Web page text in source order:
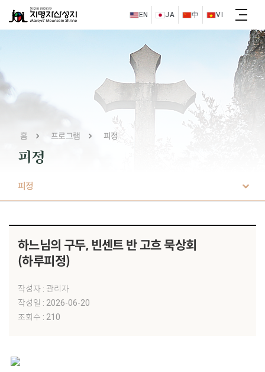
EN JA 中 VI
홈 프로그램 피정
피정
피정
하느님의 구두, 빈센트 반 고흐 묵상회
(하루피정)
작성자 : 관리자
작성일 : 2026-06-20
조회수 : 210